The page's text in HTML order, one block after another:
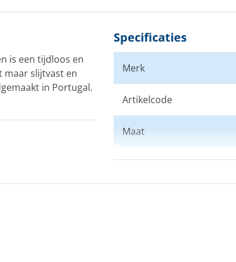
is een tijdloos en
maar slijtvast en
in Portugal.
Specificaties
Merk
Artikelcode
Maat
Kleur